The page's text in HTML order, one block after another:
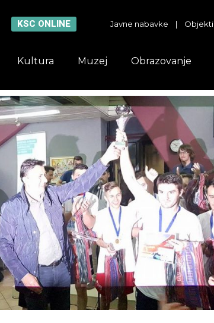
KSC ONLINE Javne nabavke | Objekti
Kultura Muzej Obrazovanje